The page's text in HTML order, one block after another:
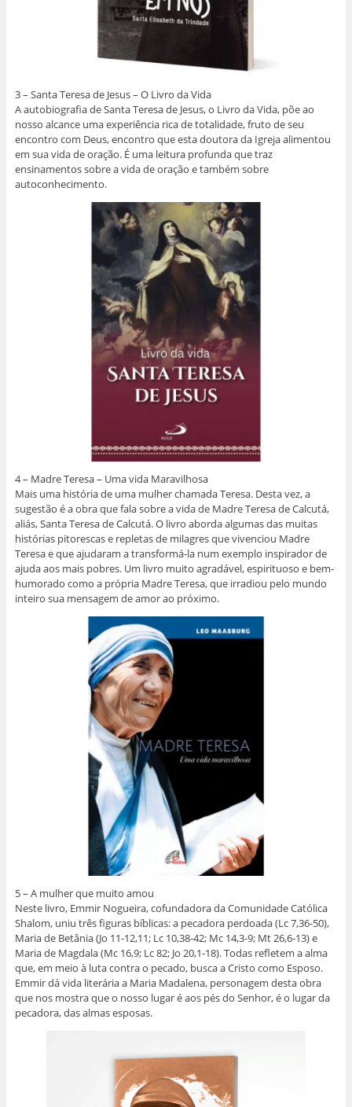
3 – Santa Teresa de Jesus – O Livro da Vida
A autobiografia de Santa Teresa de Jesus, o Livro da Vida, põe ao
nosso alcance uma experiência rica de totalidade, fruto de seu
encontro com Deus, encontro que esta doutora da Igreja alimentou
em sua vida de oração. É uma leitura profunda que traz
ensinamentos sobre a vida de oração e também sobre
autoconhecimento.
4 – Madre Teresa – Uma vida Maravilhosa
Mais uma história de uma mulher chamada Teresa. Desta vez, a
sugestão é a obra que fala sobre a vida de Madre Teresa de Calcutá,
aliás, Santa Teresa de Calcutá. O livro aborda algumas das muitas
histórias pitorescas e repletas de milagres que vivenciou Madre
Teresa e que ajudaram a transformá-la num exemplo inspirador de
ajuda aos mais pobres. Um livro muito agradável, espirituoso e bem-
humorado como a própria Madre Teresa, que irradiou pelo mundo
inteiro sua mensagem de amor ao próximo.
5 – A mulher que muito amou
Neste livro, Emmir Nogueira, cofundadora da Comunidade Católica
Shalom, uniu três figuras bíblicas: a pecadora perdoada (Lc 7,36-50),
Maria de Betânia (Jo 11-12,11; Lc 10,38-42; Mc 14,3-9; Mt 26,6-13) e
Maria de Magdala (Mc 16,9; Lc 82; Jo 20,1-18). Todas refletem a alma
que, em meio à luta contra o pecado, busca a Cristo como Esposo.
Emmir dá vida literária a Maria Madalena, personagem desta obra
que nos mostra que o nosso lugar é aos pés do Senhor, é o lugar da
pecadora, das almas esposas.